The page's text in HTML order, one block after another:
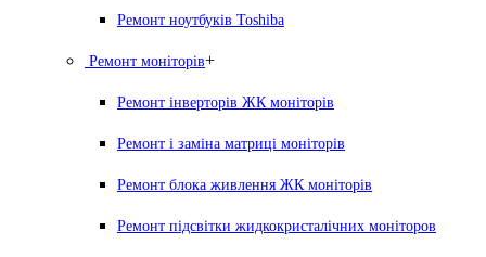
Ремонт ноутбуків Toshiba
Ремонт моніторів+
Ремонт інверторів ЖК моніторів
Ремонт і заміна матриці моніторів
Ремонт блока живлення ЖК моніторів
Ремонт підсвітки жидкокристалічних моніторов